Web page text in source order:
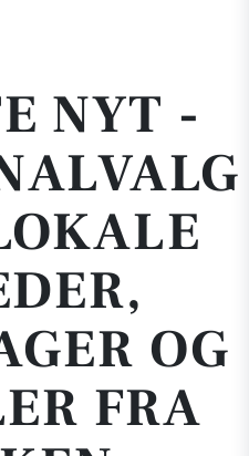
NYT -
OG
FRA